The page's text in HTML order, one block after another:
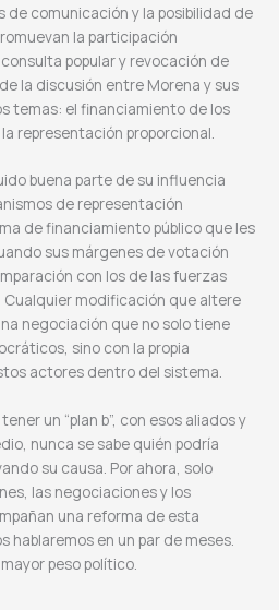
de comunicación y la posibilidad de
la participación
popular y revocación de
la discusión entre Morena y sus
temas: el financiamiento de los
representación proporcional.
buena parte de su influencia
de representación
de financiamiento público que les
sus márgenes de votación
con los de las fuerzas
modificación que altere
negociación que no solo tiene
sino con la propia
actores dentro del sistema.
un “plan b”, con esos aliados y
nunca se sabe quién podría
su causa. Por ahora, solo
las negociaciones y los
una reforma de esta
en un par de meses.
peso político.